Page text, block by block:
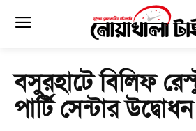
বসুরহাটে বিলিফ
পার্টি সেন্টার উদ্বোধন